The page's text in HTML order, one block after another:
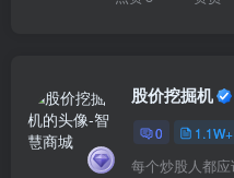
股价挖掘机
0 1.1W+